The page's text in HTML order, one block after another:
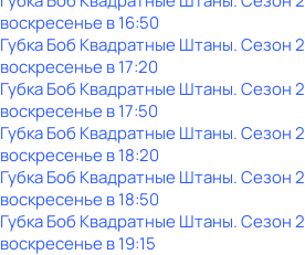
воскресенье в16:50
Губка Боб Квадратные Штаны. Сезон 2
воскресенье в17:20
Губка Боб Квадратные Штаны. Сезон 2
воскресенье в17:50
Губка Боб Квадратные Штаны. Сезон 2
воскресенье в18:20
Губка Боб Квадратные Штаны. Сезон 2
воскресенье в18:50
Губка Боб Квадратные Штаны. Сезон 2
воскресенье в19:15